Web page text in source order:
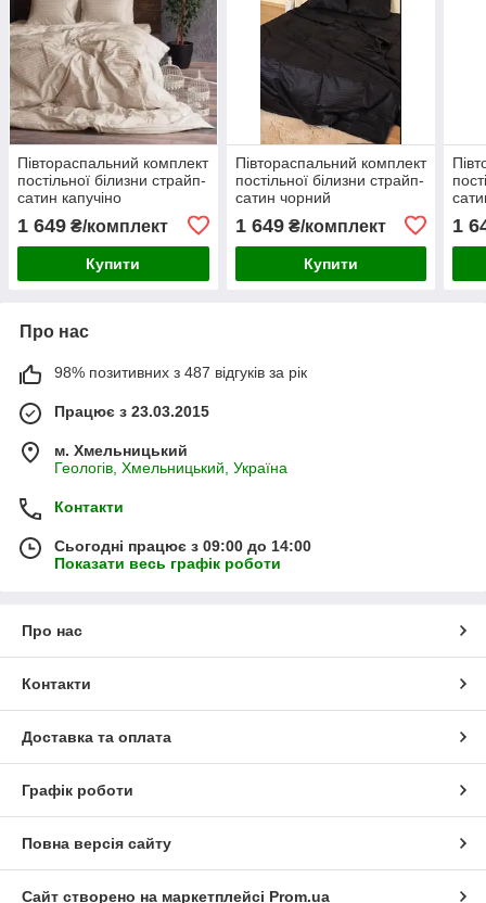
Півтораспальний комплект
постільної білизни страйп-
сатин капучіно
1 649 ₴/комплект
Купити
Півтораспальний комплект
постільної білизни страйп-
сатин чорний
1 649₴/комплект
Купити
1
Про нас
98% позитивних з 487 відгуків за рік
Працює з 23.03.2015
м. Хмельницький
Геологів, Хмельницький, Україна
Контакти
Сьогодні працює з 09:00 до 14:00
Показати весь графік роботи
Про нас
Контакти
Доставка та оплата
Графік роботи
Повна версія сайту
Сайт створено на маркетплейсі Prom.ua